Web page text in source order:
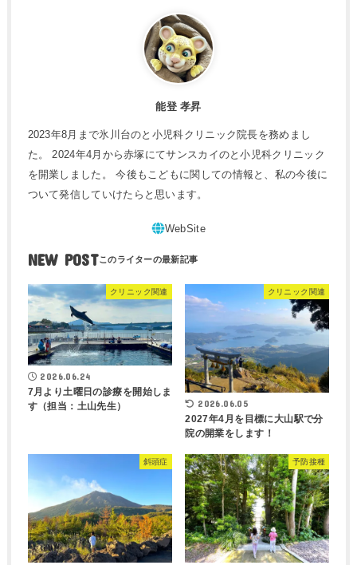
能登 孝昇
2023年8月まで氷川台のと小児科クリニック院長を務めまし
た。 2024年4月から赤塚にてサンスカイのと小児科クリニック
を開業しました。 今後もこどもに関しての情報と、私の今後に
ついて発信していけたらと思います。
NEW POST
クリニック関連
2026.06.24
7月より土曜日の診療を開始しま
す（担当：土山先生）
クリニック関連
2026.06.05
2027年4月を目標に大山駅で分
院の開業をします！
斜頭症 予防接種